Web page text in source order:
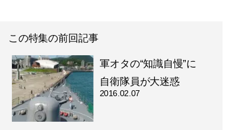
この特集の前回記事
軍オタの“知識自慢”に
自衛隊員が大迷惑
2016.02.07